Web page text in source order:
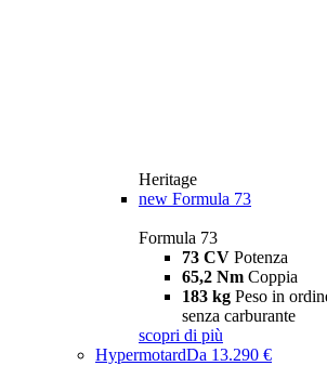
Heritage
new Formula 73
Formula 73
73 CV Potenza
65,2 Nm Coppia
183 kg Peso in
senza carburante
scopri di più
HypermotardDa 13.290 €